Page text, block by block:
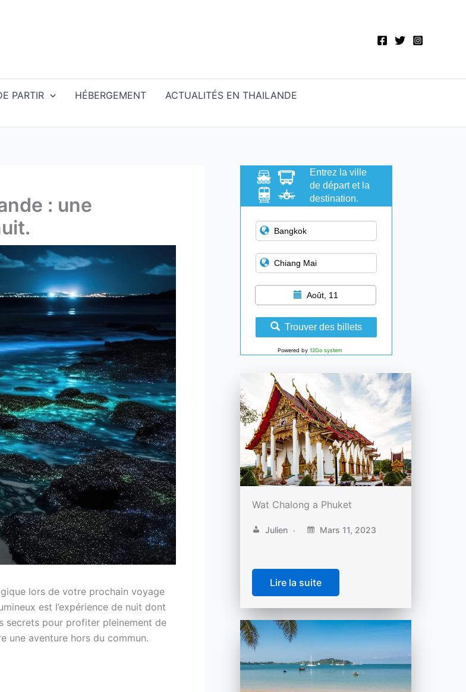
PARTIR HÉBERGEMENT
ACTUALITÉS EN THAILANDE
: une
lors de votre prochain voyage
est l’expérience de nuit dont
secrets pour profiter pleinement de
une aventure hors du commun.
Entrez la ville
de départ et la
destination.
Août, 11
Trouver des billets
Powered by 12Go system
Wat Chalong a Phuket
Julien Mars 11, 2023
Lire la suite